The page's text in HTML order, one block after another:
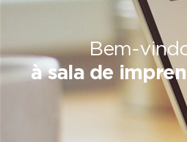
Bem-
à sala de